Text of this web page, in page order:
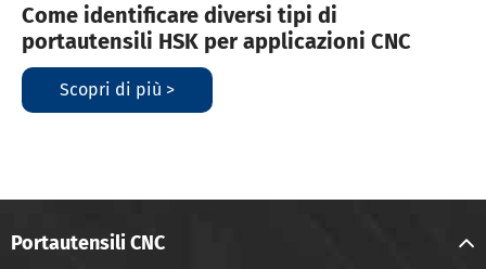
Come identificare diversi tipi di
portautensili HSK per applicazioni CNC
Scopri di più >
Portautensili CNC